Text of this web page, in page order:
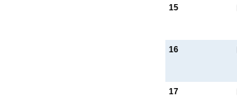
15
16
17